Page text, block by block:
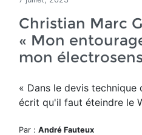
Christian Marc
« Mon
mon
« Dans le devis technique
écrit qu'il faut éteindre le
Par : André Fauteux